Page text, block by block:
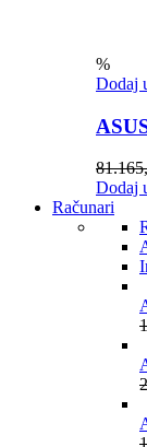
%
Dodaj
Dodaj
Računari